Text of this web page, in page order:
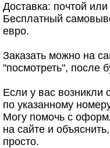
Доставка: почтой
Бесплатный
евро.
Заказать можно на
"посмотреть", после
Если у вас возникли
по указанному
Могу помочь с
на сайте и
просто.